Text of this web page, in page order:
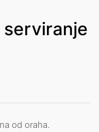
serviranje
od oraha.